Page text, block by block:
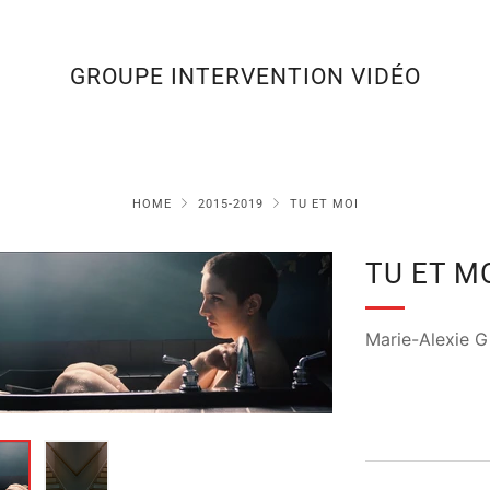
GROUPE INTERVENTION VIDÉO
HOME 2015-2019 TU ET MOI
TU ET
Marie-Alexie